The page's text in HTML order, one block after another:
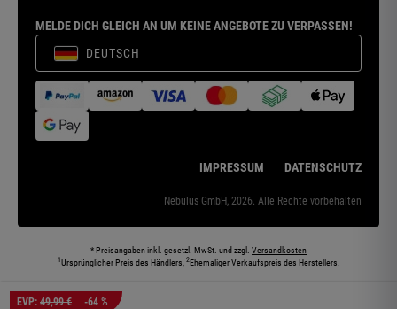
EVP: 49,99 € -64 %
MELDE DICH GLEICH AN UM KEINE ANGEBOTE ZU VERPASSEN!
DEUTSCH
IMPRESSUM DATENSCHUTZ
Nebulus GmbH, 2026. Alle Rechte vorbehalten
* Preisangaben inkl. gesetzl. MwSt. und zzgl. Versandkosten
1Ursprünglicher Preis des Händlers, 2Ehemaliger Verkaufspreis des Herstellers.
Die abgebildeten Models und Umgebungen können teilweise KI-generiert sein. Die